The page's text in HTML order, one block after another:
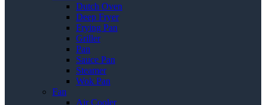
Dutch Oven
Deep Fryer
Frying Pan
Griller
Pan
Sauce Pan
Steamer
Wok Pan
Fan
Air Cooler